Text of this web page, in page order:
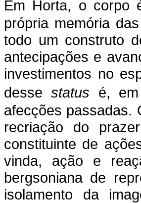
Em Horta, o corpo
própria memória
todo um construto
antecipações e
investimentos no
dessestatus é,
afecções passadas.
recriação do
constituinte de
vinda, ação e
bergsoniana de
isolamento da